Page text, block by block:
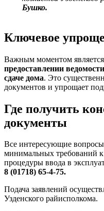
Бушко.
Ключевое
Важным моментом является
предоставлении
сдаче дома. Это
документов и упрощает
Где получить
документы
Все интересующие
минимальных требований
процедуры ввода в
8 (01718) 65-4-75.
Подача заявлений
Узденского райисполкома.